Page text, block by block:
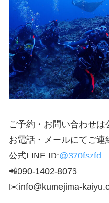
ご予約・お問い合わせは
お電話・メールにてご連
公式LINE ID:@370fszfd
📲090-1402-8076
✉️info@kumejima-